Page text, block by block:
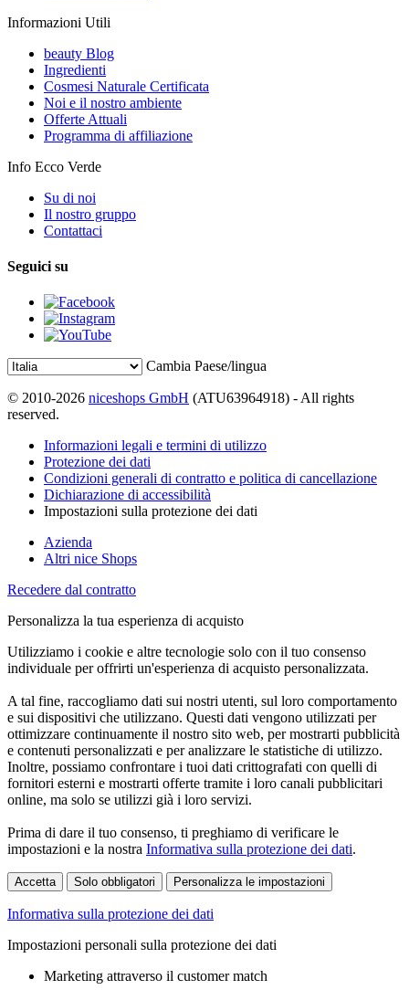
Informazioni Utili
beauty Blog
Ingredienti
Cosmesi Naturale Certificata
Noi e il nostro ambiente
Offerte Attuali
Programma di affiliazione
Info Ecco Verde
Su di noi
Il nostro gruppo
Contattaci
Seguici su
Cambia Paese/lingua
© 2010-2026 niceshops GmbH (ATU63964918) - All rights
reserved.
Informazioni legali e termini di utilizzo
Protezione dei dati
Condizioni generali di contratto e politica di cancellazione
Dichiarazione di accessibilità
Impostazioni sulla protezione dei dati
Azienda
Altri nice Shops
Recedere dal contratto
Personalizza la tua esperienza di acquisto
Utilizziamo i cookie e altre tecnologie solo con il tuo consenso
individuale per offrirti un'esperienza di acquisto personalizzata.
A tal fine, raccogliamo dati sui nostri utenti, sul loro comportamento
e sui dispositivi che utilizzano. Questi dati vengono utilizzati per
ottimizzare continuamente il nostro sito web, per mostrarti pubblicità
e contenuti personalizzati e per analizzare le statistiche di utilizzo.
Inoltre, possiamo confrontare i tuoi dati crittografati con quelli di
fornitori esterni e mostrarti offerte tramite i loro canali pubblicitari
online, ma solo se utilizzi già i loro servizi.
Prima di dare il tuo consenso, ti preghiamo di verificare le
impostazioni e la nostra Informativa sulla protezione dei dati.
Accetta Solo obbligatori Personalizza le impostazioni
Informativa sulla protezione dei dati
Impostazioni personali sulla protezione dei dati
Marketing attraverso il customer match